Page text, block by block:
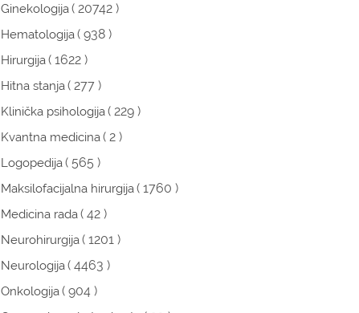
Ginekologija( 20742 )
Hematologija( 938 )
Hirurgija( 1622 )
Hitna stanja( 277 )
Klinička psihologija( 229 )
Kvantna medicina( 2 )
Logopedija( 565 )
Maksilofacijalna hirurgija( 1760 )
Medicina rada( 42 )
Neurohirurgija( 1201 )
Neurologija( 4463 )
Onkologija( 904 )